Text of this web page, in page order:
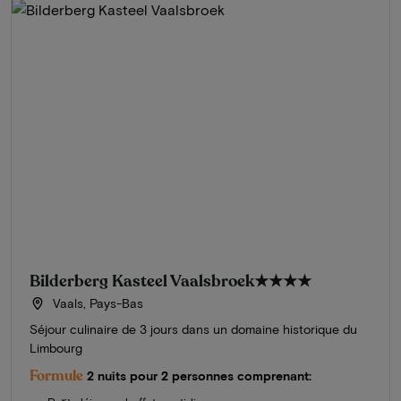
Bilderberg Kasteel Vaalsbroek★★★★
Vaals, Pays-Bas
Séjour culinaire de 3 jours dans un domaine historique du
Limbourg
Formule 2 nuits pour 2 personnes comprenant: